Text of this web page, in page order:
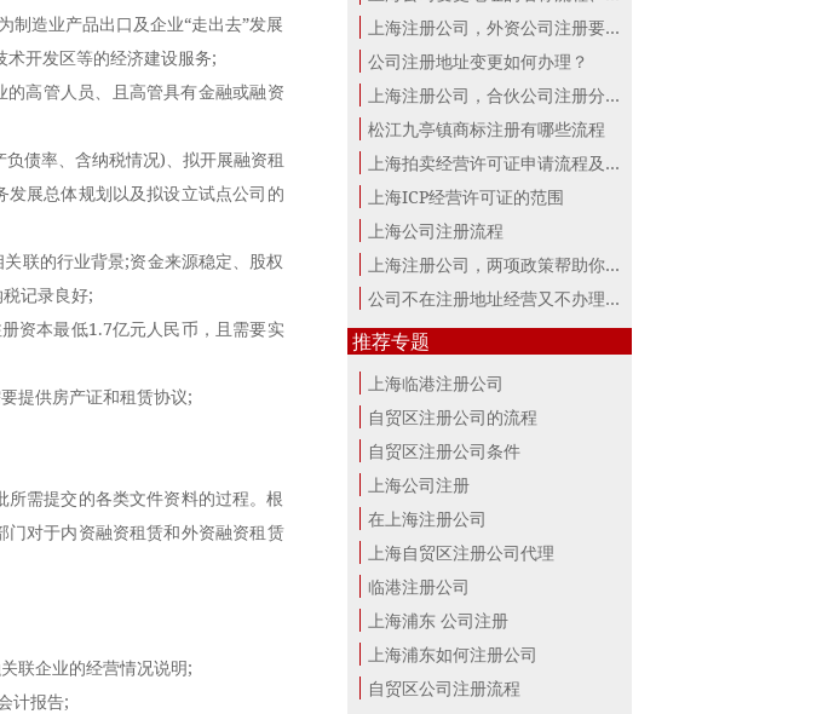
制造业产品出口及企业“走出去”发展
开发区等的经济建设服务;
高管人员、且高管具有金融或融资
债率、含纳税情况)、拟开展融资租
展总体规划以及拟设立试点公司的
联的行业背景;资金来源稳定、股权
记录良好;
资本最低1.7亿元人民币，且需要实
提供房产证和租赁协议;
需提交的各类文件资料的过程。根
对于内资融资租赁和外资融资租赁
联企业的经营情况说明;
计报告;
上海注册公司，外资公司注册要点！
公司注册地址变更如何办理？
上海注册公司，合伙公司注册分析！
松江九亭镇商标注册有哪些流程
上海拍卖经营许可证申请流程及材料
上海ICP经营许可证的范围
上海公司注册流程
上海注册公司，两项政策帮助你最大。
公司不在注册地址经营又不办理变更，...
推荐专题
上海临港注册公司
自贸区注册公司的流程
自贸区注册公司条件
上海公司注册
在上海注册公司
上海自贸区注册公司代理
临港注册公司
上海浦东 公司注册
上海浦东如何注册公司
自贸区公司注册流程